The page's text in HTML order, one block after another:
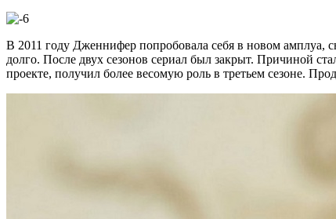
В 2011 году Дженнифер попробовала себя в новом амплуа,
долго. После двух сезонов сериал был закрыт. Причиной
проекте, получил более весомую роль в третьем сезоне.